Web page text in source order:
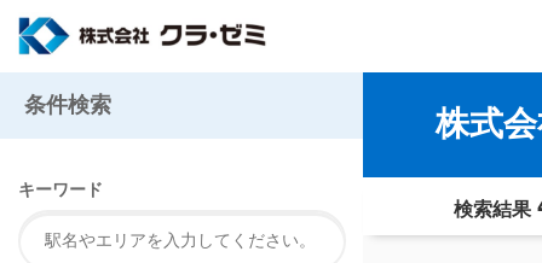
株式
検索結果
条件検索
キーワード